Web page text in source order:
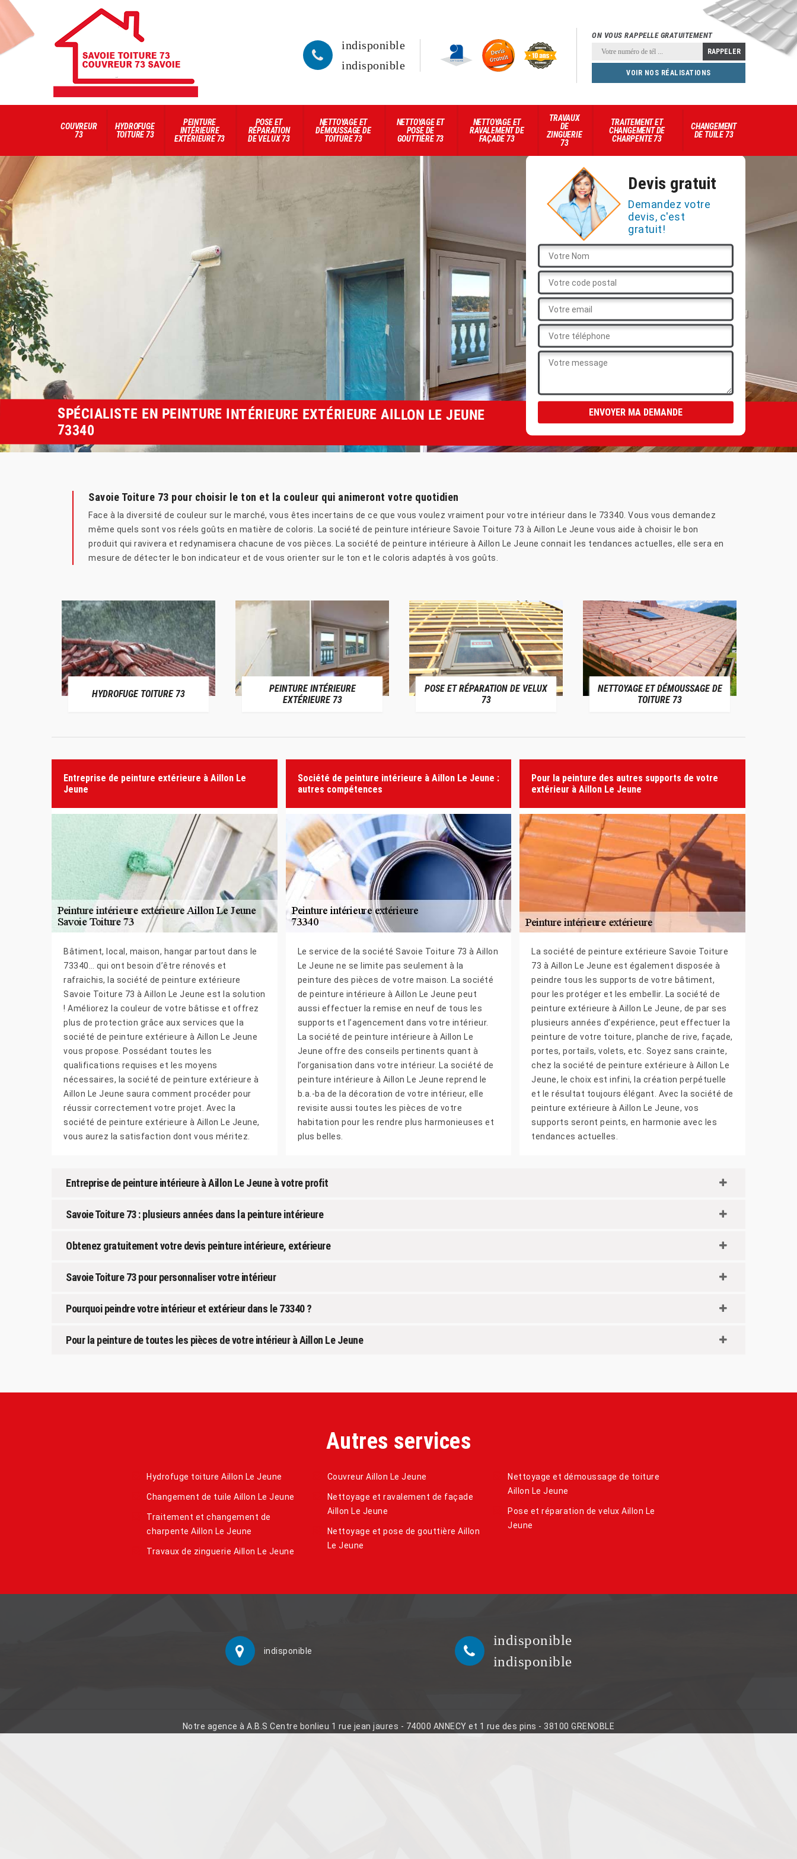
indisponible
indisponible
ON VOUS RAPPELLE GRATUITEMENT
VOIR NOS RÉALISATIONS
COUVREUR
73
HYDROFUGE
TOITURE 73
PEINTURE
INTÉRIEURE
EXTÉRIEURE 73
POSE ET
RÉPARATION
DE VELUX 73
NETTOYAGE ET
DÉMOUSSAGE DE
TOITURE 73
NETTOYAGE ET
POSE DE
GOUTTIÈRE 73
NETTOYAGE ET
RAVALEMENT DE
FAÇADE 73
TRAVAUX
DE
ZINGUERIE
73
TRAITEMENT ET
CHANGEMENT DE
CHARPENTE 73
CHANGEMENT
DE TUILE 73
Devis gratuit
Demandez votre
devis, c'est
gratuit!
SPÉCIALISTE EN PEINTURE INTÉRIEURE EXTÉRIEURE AILLON LE JEUNE
73340
Savoie Toiture 73 pour choisir le ton et la couleur qui animeront votre quotidien
Face à la diversité de couleur sur le marché, vous êtes incertains de ce que vous voulez vraiment pour votre intérieur dans le 73340. Vous vous demandez
même quels sont vos réels goûts en matière de coloris. La société de peinture intérieure Savoie Toiture 73 à Aillon Le Jeune vous aide à choisir le bon
produit qui ravivera et redynamisera chacune de vos pièces. La société de peinture intérieure à Aillon Le Jeune connait les tendances actuelles, elle sera en
mesure de détecter le bon indicateur et de vous orienter sur le ton et le coloris adaptés à vos goûts.
HYDROFUGE TOITURE 73
PEINTURE INTÉRIEURE
EXTÉRIEURE 73
POSE ET RÉPARATION DE VELUX
73
NETTOYAGE ET DÉMOUSSAGE DE
TOITURE 73
Entreprise de peinture extérieure à Aillon Le
Jeune
Bâtiment, local, maison, hangar partout dans le
73340… qui ont besoin d’être rénovés et
rafraichis, la société de peinture extérieure
Savoie Toiture 73 à Aillon Le Jeune est la solution
! Améliorez la couleur de votre bâtisse et offrez
plus de protection grâce aux services que la
société de peinture extérieure à Aillon Le Jeune
vous propose. Possédant toutes les
qualifications requises et les moyens
nécessaires, la société de peinture extérieure à
Aillon Le Jeune saura comment procéder pour
réussir correctement votre projet. Avec la
société de peinture extérieure à Aillon Le Jeune,
vous aurez la satisfaction dont vous méritez.
Société de peinture intérieure à Aillon Le Jeune :
autres compétences
Le service de la société Savoie Toiture 73 à Aillon
Le Jeune ne se limite pas seulement à la
peinture des pièces de votre maison. La société
de peinture intérieure à Aillon Le Jeune peut
aussi effectuer la remise en neuf de tous les
supports et l’agencement dans votre intérieur.
La société de peinture intérieure à Aillon Le
Jeune offre des conseils pertinents quant à
l’organisation dans votre intérieur. La société de
peinture intérieure à Aillon Le Jeune reprend le
b.a.-ba de la décoration de votre intérieur, elle
revisite aussi toutes les pièces de votre
habitation pour les rendre plus harmonieuses et
plus belles.
Pour la peinture des autres supports de votre
extérieur à Aillon Le Jeune
La société de peinture extérieure Savoie Toiture
73 à Aillon Le Jeune est également disposée à
peindre tous les supports de votre bâtiment,
pour les protéger et les embellir. La société de
peinture extérieure à Aillon Le Jeune, de par ses
plusieurs années d’expérience, peut effectuer la
peinture de votre toiture, planche de rive, façade,
portes, portails, volets, etc. Soyez sans crainte,
chez la société de peinture extérieure à Aillon Le
Jeune, le choix est infini, la création perpétuelle
et le résultat toujours élégant. Avec la société de
peinture extérieure à Aillon Le Jeune, vos
supports seront peints, en harmonie avec les
tendances actuelles.
Entreprise de peinture intérieure à Aillon Le Jeune à votre profit
Savoie Toiture 73 : plusieurs années dans la peinture intérieure
Obtenez gratuitement votre devis peinture intérieure, extérieure
Savoie Toiture 73 pour personnaliser votre intérieur
Pourquoi peindre votre intérieur et extérieur dans le 73340 ?
Pour la peinture de toutes les pièces de votre intérieur à Aillon Le Jeune
Autres services
Hydrofuge toiture Aillon Le Jeune
Changement de tuile Aillon Le Jeune
Traitement et changement de
charpente Aillon Le Jeune
Travaux de zinguerie Aillon Le Jeune
Couvreur Aillon Le Jeune
Nettoyage et ravalement de façade
Aillon Le Jeune
Nettoyage et pose de gouttière Aillon
Le Jeune
Nettoyage et démoussage de toiture
Aillon Le Jeune
Pose et réparation de velux Aillon Le
Jeune
indisponible
indisponible
indisponible
Notre agence à A.B.S Centre bonlieu 1 rue jean jaures - 74000 ANNECY et 1 rue des pins - 38100 GRENOBLE